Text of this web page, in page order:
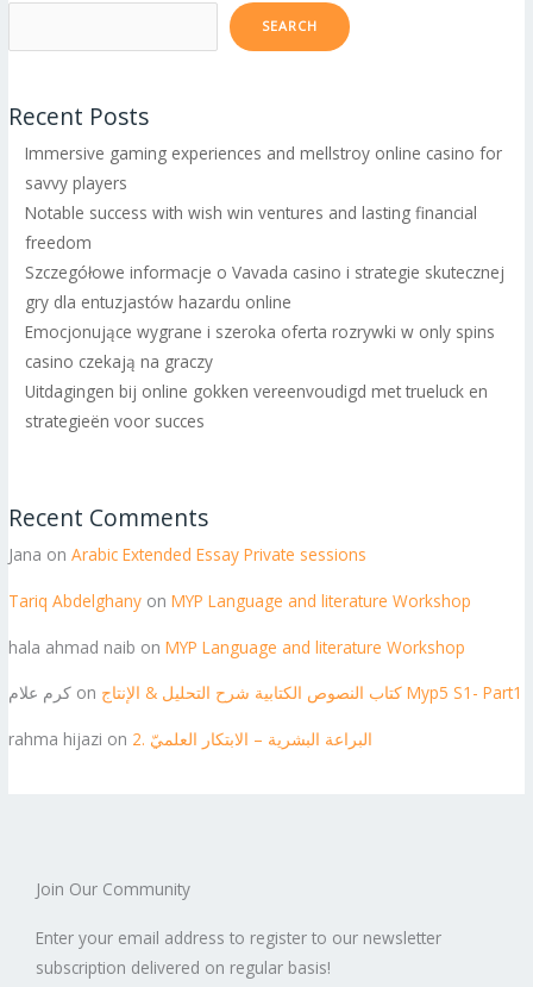
SEARCH
Recent Posts
Immersive gaming experiences and mellstroy online casino for
savvy players
Notable success with wish win ventures and lasting financial
freedom
Szczegółowe informacje o Vavada casino i strategie skutecznej
gry dla entuzjastów hazardu online
Emocjonujące wygrane i szeroka oferta rozrywki w only spins
casino czekają na graczy
Uitdagingen bij online gokken vereenvoudigd met trueluck en
strategieën voor succes
Recent Comments
Jana onArabic Extended Essay Private sessions
Tariq Abdelghany onMYP Language and literature Workshop
hala ahmad naib onMYP Language and literature Workshop
كرم علام on كتاب النصوص الكتابية شرح التحليل & الإنتاج Myp5 S1- Part1
rahma hijazi on 2. البراعة البشرية – الابتكار العلميّ
Join Our Community
Enter your email address to register to our newsletter
subscription delivered on regular basis!